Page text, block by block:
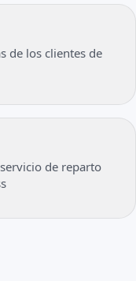
de los clientes de
de reparto